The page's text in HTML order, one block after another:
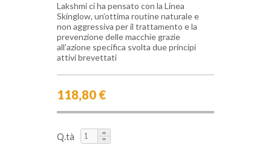
Lakshmi ci ha pensato con la Linea
Skinglow, un’ottima routine naturale e
non aggressiva per il trattamento e la
prevenzione delle macchie grazie
all’azione specifica svolta due principi
attivi brevettati
118,80 €
Q.tà